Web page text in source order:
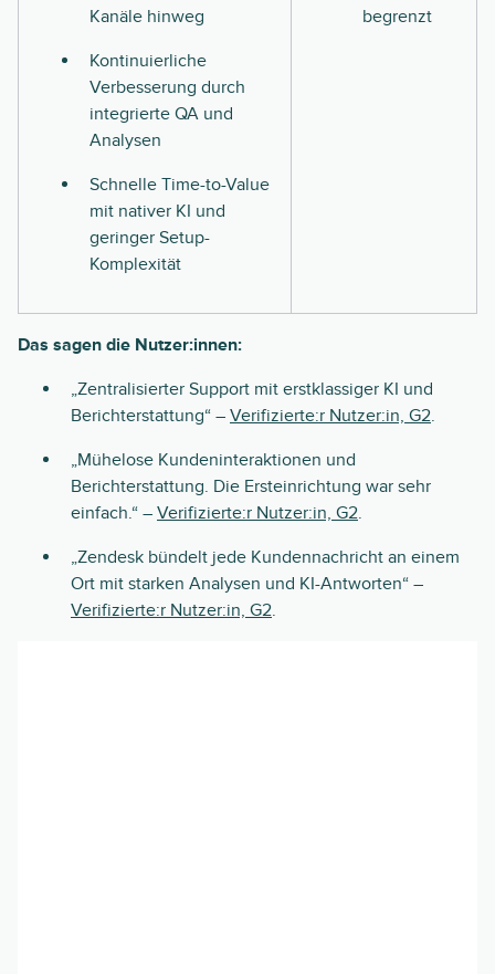
Kanäle hinweg
Kontinuierliche
Verbesserung durch
integrierte QA und
Analysen
Schnelle Time-to-Value
mit nativer KI und
geringer Setup-
Komplexität
begrenzt
Das sagen die Nutzer:innen:
„Zentralisierter Support mit erstklassiger KI und
Berichterstattung“ – Verifizierte:r Nutzer:in, G2.
„Mühelose Kundeninteraktionen und
Berichterstattung. Die Ersteinrichtung war sehr
einfach.“ – Verifizierte:r Nutzer:in, G2.
„Zendesk bündelt jede Kundennachricht an einem
Ort mit starken Analysen und KI-Antworten“ –
Verifizierte:r Nutzer:in, G2.